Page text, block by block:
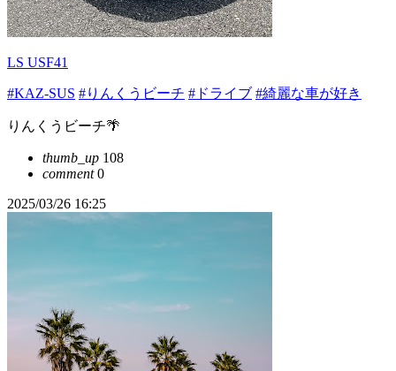
LS USF41
#KAZ-SUS #りんくうビーチ #ドライブ #綺麗な車が好き
りんくうビーチ🌴
thumb_up 108
comment0
2025/03/26 16:25